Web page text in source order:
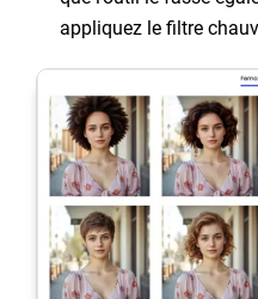
appliquez le filtre